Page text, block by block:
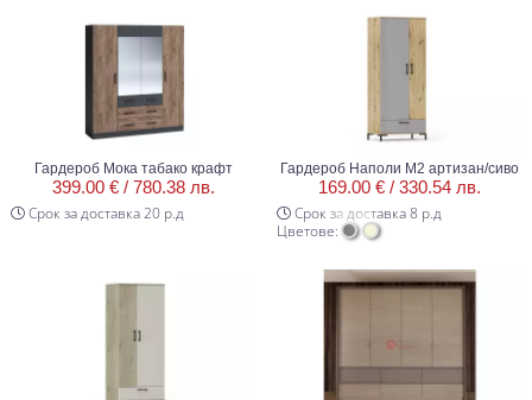
Гардероб Мока табако крафт
399.00 € / 780.38 лв.
Срок за доставка 20 р.д
Гардероб Наполи М2 артизан/сиво
169.00 € / 330.54 лв.
Срок за доставка 8 р.д
Цветове: